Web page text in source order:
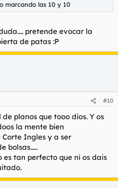
marcando las 10 y 10
pretende evocar la
de patas :P
#10
planos que tooo dios. Y os
la mente bien
Corte Ingles y a ser
bolsas.....
es tan perfecto que ni os dais